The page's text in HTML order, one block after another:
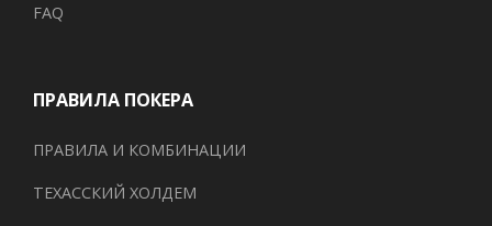
FAQ
ПРАВИЛА ПОКЕРА
ПРАВИЛА И КОМБИНАЦИИ
ТЕХАССКИЙ ХОЛДЕМ